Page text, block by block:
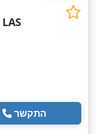
LAS
התקשר